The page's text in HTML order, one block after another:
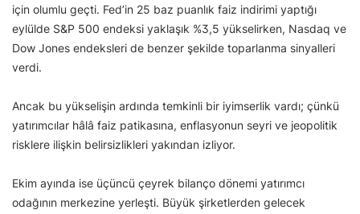
için olumlu geçti. Fed’in 25 baz puanlık faiz indirimi yaptığı
eylülde S&P 500 endeksi yaklaşık %3,5 yükselirken, Nasdaq ve
Dow Jones endeksleri de benzer şekilde toparlanma sinyalleri
verdi.
Ancak bu yükselişin ardında temkinli bir iyimserlik vardı; çünkü
yatırımcılar hâlâ faiz patikasına, enflasyonun seyri ve jeopolitik
risklere ilişkin belirsizlikleri yakından izliyor.
Ekim ayında ise üçüncü çeyrek bilanço dönemi yatırımcı
odağının merkezine yerleşti. Büyük şirketlerden gelecek